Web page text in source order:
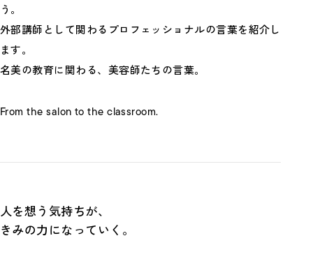
う。
外部講師として関わるプロフェッショナルの言葉を紹介し
ます。
名美の教育に関わる、美容師たちの言葉。
From the salon to the classroom.
人を想う気持ちが、
きみの力になっていく。